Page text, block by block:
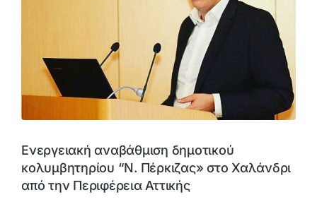
Ενεργειακή αναβάθμιση δημοτικού
κολυμβητηρίου “Ν. Πέρκιζας» στο Χαλάνδρι
από την Περιφέρεια Αττικής